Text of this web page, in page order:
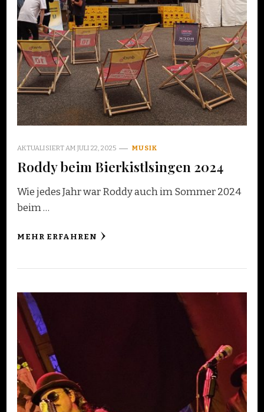
AKTUALISIERT AM JULI 22, 2025 MUSIK
Roddy beim Bierkistlsingen 2024
Wie jedes Jahr war Roddy auch im Sommer 2024
beim …
MEHR ERFAHREN